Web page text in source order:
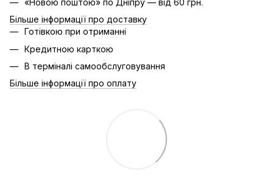
Більше інформації про доставку
Готівкою при отриманні
Кредитною карткою
В терміналі самообслуговування
Більше інформації про оплату